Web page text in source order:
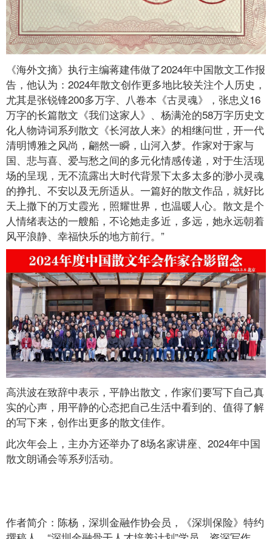
《海外文摘》执行主编蒋建伟做了2024年中国散文工作报
告，他认为：2024年散文创作更多地比较关注个人历史，
尤其是张锐锋200多万字、八卷本《古灵魂》，张忠义16
万字的长篇散文《我们这家人》、杨满沧的58万字历史文
化人物诗词系列散文《长河故人来》的相继问世，开一代
清明博雅之风尚，翩然一瞬，山河入梦。作家对于家与
国、悲与喜、爱与愁之间的多元化情感传递，对于生活现
场的呈现，无不流露出大时代背景下太多太多的渺小灵魂
的挣扎、不安以及无所适从。一篇好的散文作品，就好比
天上撒下的万丈霞光，照耀世界，也温暖人心。散文是个
人情绪表达的一艘船，不论她走多近，多远，她永远朝着
风平浪静、幸福快乐的地方前行。”
高洪波在致辞中表示，平静出散文，作家们要写下自己真
实的心声，用平静的心态把自己生活中看到的、值得了解
的写下来，创作出更多的散文佳作。
此次年会上，主办方还举办了8场名家讲座、2024年中国
散文朗诵会等系列活动。
作者简介：陈杨，深圳金融作协会员，《深圳保险》特约